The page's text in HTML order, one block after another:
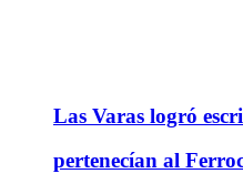
Las Varas logró
pertenecían al